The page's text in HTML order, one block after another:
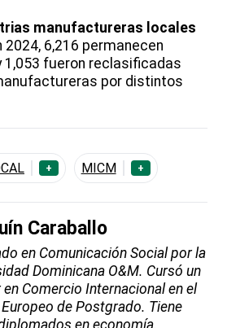
manufactureras locales
6,216 permanecen
1,053 fueron reclasificadas
por distintos
+ MICM +
Caraballo
en Comunicación Social por la
Dominicana O&M. Cursó un
Comercio Internacional en el
de Postgrado. Tiene